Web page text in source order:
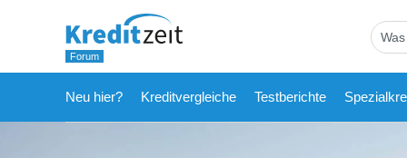
Neu hier? Kreditvergleiche Testberichte